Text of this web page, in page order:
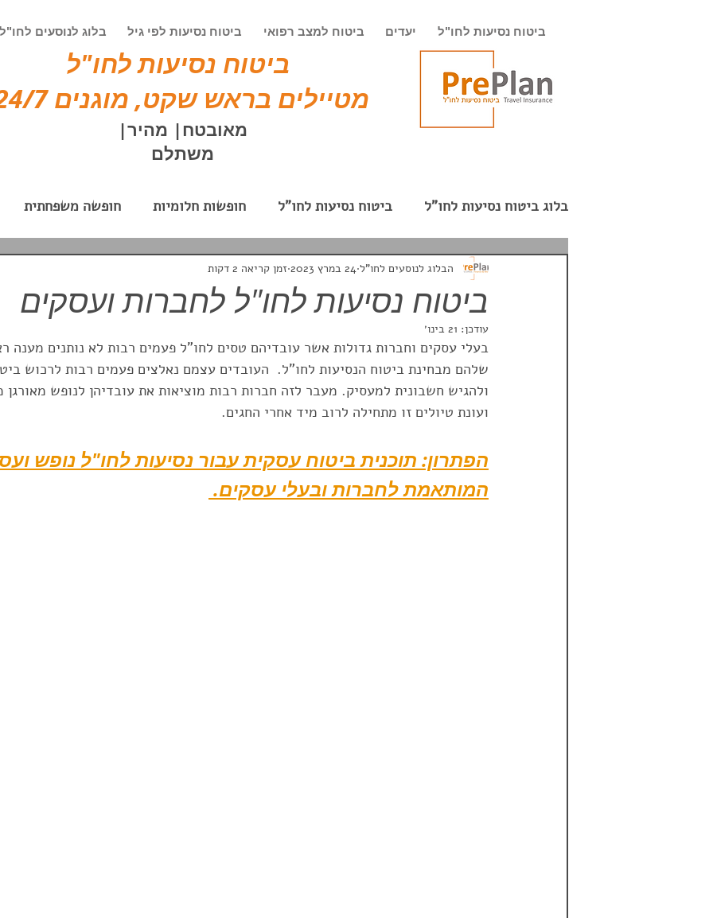
ביטוח נסיעות לחו"ל יעדים ביטוח למצב רפואי ביטוח נסיעות לפי גיל בלוג לנוסעים לחו"ל
ביטוח נסיעות לחו"ל
מטיילים בראש שקט, מוגנים 24/7!
מאובטח| מהיר|
משתלם
בלוג ביטוח נסיעות לחו"ל ביטוח נסיעות לחו"ל חופשות חלומיות חופשה משפחתית
חופשה רומנטית המזרח הרחוק חופשה בחו"ל אקסטרים
חבילת תקשורת בחו"ל
טריפגרנטי טריפ גרנטי eSIM טיול ג'יפים בחו"ל AI
פספורטכארד ביטול טיסה מכל סיבה ביטוח לנשים בהריון תרמילאים ביטוח
ביטוח נסיעות לחו"ל לחברות ועסקים
הבלוג לנוסעים לחו"ל 24 במרץ 2023 זמן קריאה 2 דקות
עודכן: 21 בינו׳
בעלי עסקים וחברות גדולות אשר עובדיהם טסים לחו"ל פעמים רבות לא נותנים מענה
שלהם מבחינת ביטוח הנסיעות לחו"ל.  העובדים עצמם נאלצים פעמים רבות לרכוש
ולהגיש חשבונית למעסיק. מעבר לזה חברות רבות מוציאות את עובדיהן לנופש
ועונת טיולים זו מתחילה לרוב מיד אחרי החגים.
הפתרון: תוכנית ביטוח עסקית עבור נסיעות לחו"ל נופש
המותאמת לחברות ובעלי עסקים.